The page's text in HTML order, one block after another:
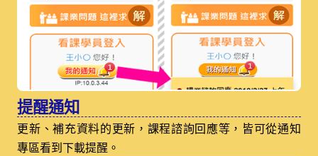
提醒通知
更新、補充資料的更新，課程諮詢回應等，皆可從通知
專區看到下載提醒。